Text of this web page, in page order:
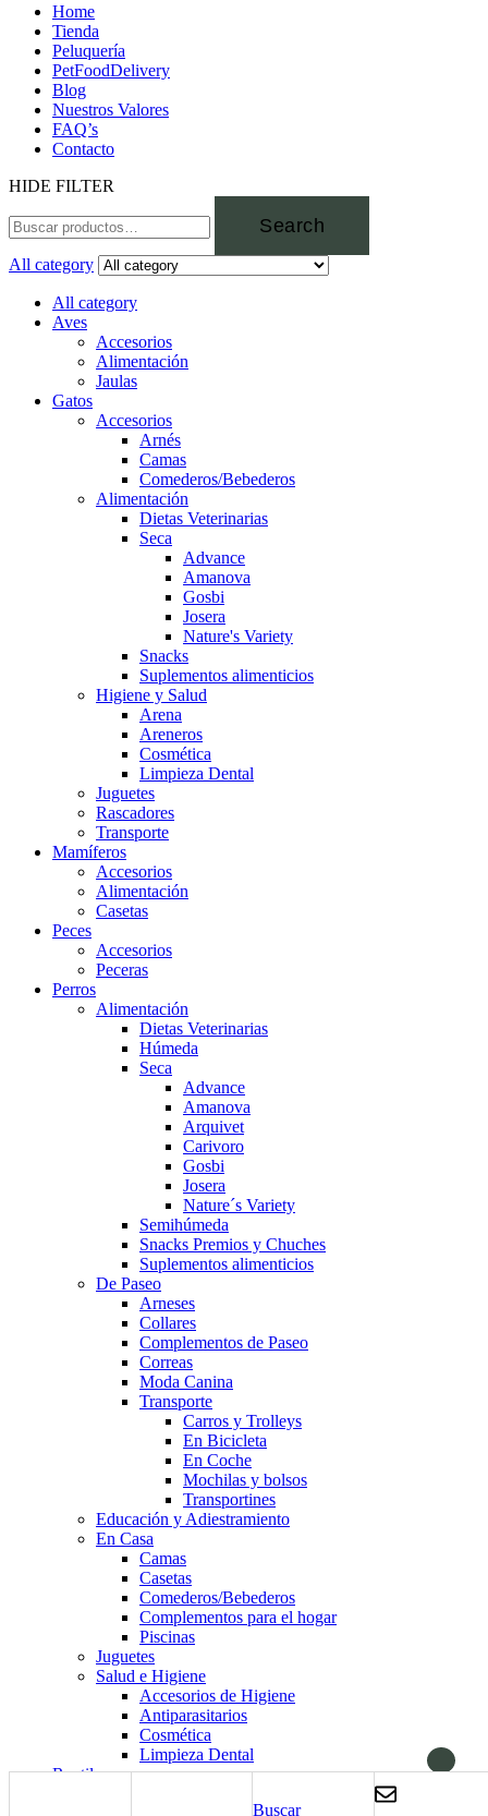
Buscar
Home
Tienda
Peluquería
PetFoodDelivery
Blog
Nuestros Valores
FAQ’s
Contacto
HIDE FILTER
Search
All category
All category
Aves
Accesorios
Alimentación
Jaulas
Gatos
Accesorios
Arnés
Camas
Comederos/Bebederos
Alimentación
Dietas Veterinarias
Seca
Advance
Amanova
Gosbi
Josera
Nature's Variety
Snacks
Suplementos alimenticios
Higiene y Salud
Arena
Areneros
Cosmética
Limpieza Dental
Juguetes
Rascadores
Transporte
Mamíferos
Accesorios
Alimentación
Casetas
Peces
Accesorios
Peceras
Perros
Alimentación
Dietas Veterinarias
Húmeda
Seca
Advance
Amanova
Arquivet
Carivoro
Gosbi
Josera
Nature´s Variety
Semihúmeda
Snacks Premios y Chuches
Suplementos alimenticios
De Paseo
Arneses
Collares
Complementos de Paseo
Correas
Moda Canina
Transporte
Carros y Trolleys
En Bicicleta
En Coche
Mochilas y bolsos
Transportines
Educación y Adiestramiento
En Casa
Camas
Casetas
Comederos/Bebederos
Complementos para el hogar
Piscinas
Juguetes
Salud e Higiene
Accesorios de Higiene
Antiparasitarios
Cosmética
Limpieza Dental
Reptiles